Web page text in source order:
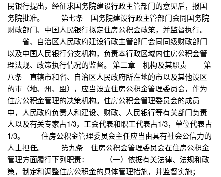
民银行提出，经征求国务院建设行政主管部门的意见后，报国
务院批准。 第七条 国务院建设行政主管部门会同国务院
财政部门、中国人民银行拟定住房公积金政策，并监督执行。
省、自治区人民政府建设行政主管部门会同同级财政部门
以及中国人民银行分支机构，负责本行政区域内住房公积金管
理法规、政策执行情况的监督。 第二章 机构及其职责 第
八条 直辖市和省、自治区人民政府所在地的市以及其他设区
的市（地、州、盟），应当设立住房公积金管理委员会，作为
住房公积金管理的决策机构。住房公积金管理委员会的成员
中，人民政府负责人和建设、财政、人民银行等有关部门负责
人以及有关专家占1/3，工会代表和职工代表占1/3，单位代表占
1/3。 住房公积金管理委员会主任应当由具有社会公信力的
人士担任。 第九条 住房公积金管理委员会在住房公积金
管理方面履行下列职责： （一）依据有关法律、法规和政
策，制定和调整住房公积金的具体管理措施，并监督实施；